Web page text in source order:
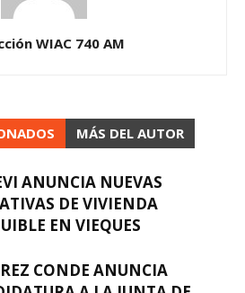
WIAC 740 AM
MÁS DEL AUTOR
ANUNCIA NUEVAS
DE VIVIENDA
EN VIEQUES
CONDE ANUNCIA